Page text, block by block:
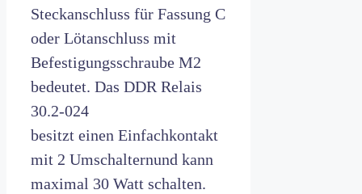
Steckanschluss für Fassung C
oder Lötanschluss mit
Befestigungsschraube M2
bedeutet. Das DDR Relais
30.2-024
besitzt einen Einfachkontakt
mit 2 Umschalternund kann
maximal 30 Watt schalten.